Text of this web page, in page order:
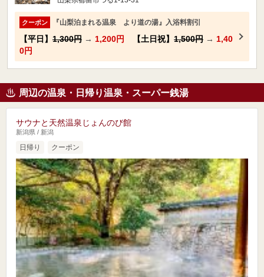
クーポン 『山梨泊まれる温泉 より道の湯』入浴料割引
【平日】 1,300円 → 1,200円 【土日祝】 1,500円 → 1,40
0円
周辺の温泉・日帰り温泉・スーパー銭湯
サウナと天然温泉じょんのび館
新潟県 / 新潟
日帰り クーポン